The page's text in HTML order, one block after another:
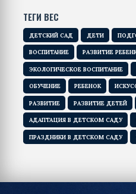
ТЕГИ ВЕС
ДЕТСКИЙ САД ДЕТИ
ВОСПИТАНИЕ РАЗВИТИЕ
ЭКОЛОГИЧЕСКОЕ ВОСПИТАНИЕ
ОБУЧЕНИЕ РЕБЕНОК
РАЗВИТИЕ РАЗВИТИЕ ДЕТЕЙ
АДАПТАЦИЯ В ДЕТСКОМ САДУ
ПРАЗДНИКИ В ДЕТСКОМ САДУ